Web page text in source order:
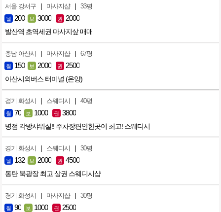
서울 강서구 | 마사지샵 | 33평
월 200 보 3000 권 2000
발산역 초역세권 마사지샆 매매
충남 아산시 | 마사지샵 | 67평
월 150 보 2000 권 2500
아산시외버스 터미널 (온양)
경기 화성시 | 스웨디시 | 40평
월 70 보 1000 권 3800
병점 각방샤워실!! 주차장편안한곳이 최고! 스웨디시
경기 화성시 | 스웨디시 | 30평
월 132 보 2000 권 4500
동탄 북광장 최고 상권 스웨디시샵
경기 화성시 | 마사지샵 | 30평
월 90 보 1000 권 2500